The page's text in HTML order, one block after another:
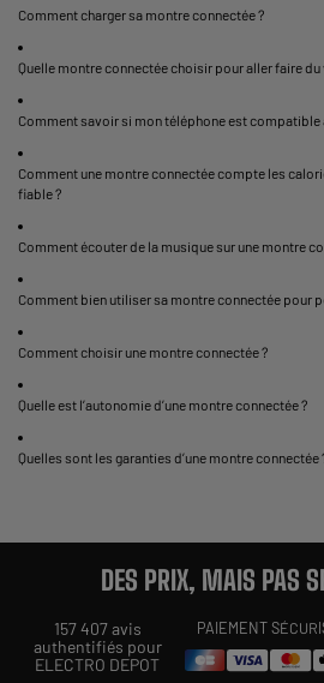
Comment charger sa montre connectée ?
Quelle montre connectée choisir pour aller faire du
Comment savoir si mon téléphone est compatible
Comment une montre connectée compte les
fiable ?
Comment écouter de la musique sur une montre
Comment bien utiliser sa montre connectée pour
Comment choisir une montre connectée ?
Quelle est l’autonomie d’une montre connectée ?
Quelles sont les garanties d’une montre connectée
DES PRIX, MAIS PAS
157 407 avis
authentifiés pour
ELECTRO DEPOT
PAIEMENT